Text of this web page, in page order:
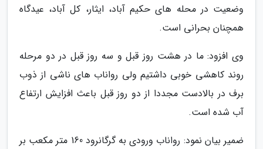
وضعیت در محله های حکیم آباد، ایثار، کل آباد، عیدگاه
همچنان بحرانی است.
وی افزود: ما در هشت روز قبل و سه روز قبل در دو مرحله
روند کاهشی خوبی داشتیم ولی رواناب های ناشی از ذوب
برف در بالادست مجددا از دو روز قبل باعث افزایش ارتفاع
آب شده است.
ضمیر بیان نمود: رواناب ورودی به گرگانرود 160 متر مکعب بر